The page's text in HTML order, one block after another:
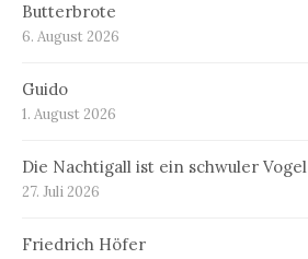
Butterbrote
6. August 2026
Guido
1. August 2026
Die Nachtigall ist ein schwuler Vogel
27. Juli 2026
Friedrich Höfer